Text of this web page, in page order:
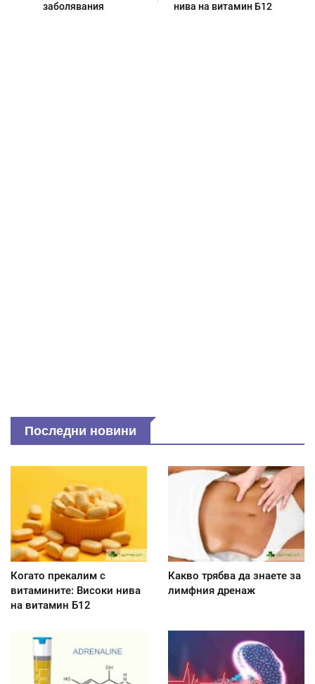
заболявания
нива на витамин Б12
Последни новини
Когато прекалим с
витамините: Високи нива
на витамин Б12
Какво трябва да знаете за
лимфния дренаж